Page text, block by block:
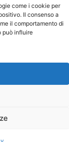
come i cookie per
Il consenso a
il comportamento di
può influire
|Vorresti